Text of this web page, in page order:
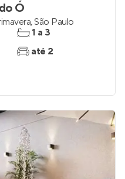
Ó
,São Paulo
1 a 3
até 2